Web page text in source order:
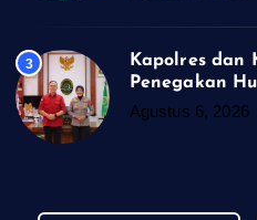
3
Kapolres dan
Penegakan
Agustus 6, 2026